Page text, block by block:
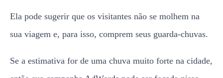
então sua campanha AdWords pode ser focada nisso.
em Belo Horizonte, você pode investir em um anúncio